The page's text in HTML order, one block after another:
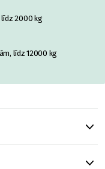
līdz 2000 kg
līdz 12000 kg